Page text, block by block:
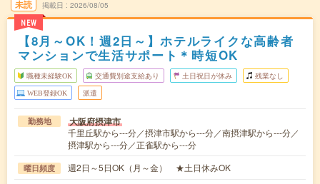
未読
NEW
掲載日 2026/08/05
【8月～OK！週2日～】ホテルライクな高齢者
マンションで生活サポート＊時短OK
職種未経験OK 交通費別途支給あり 土日祝日が休み 残業なし
WEB登録OK 派遣
勤務地 大阪府摂津市
千里丘駅から---分／摂津市駅から---分／南摂津駅から---分／
摂津駅から---分／正雀駅から---分
曜日頻度 週2日～5日OK（月～金） ★土日休みOK